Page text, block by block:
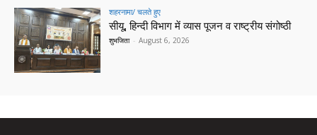
शहरनामा/ चलते हुए
सीयू, हिन्दी विभाग में व्यास पूजन व राष्ट्रीय संगोष्ठी
शुभजिता - August 6, 2026